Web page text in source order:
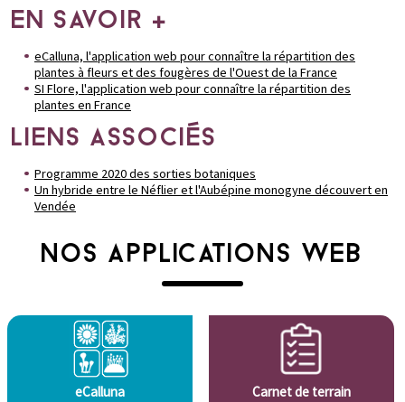
EN SAVOIR +
eCalluna, l'application web pour connaître la répartition des
plantes à fleurs et des fougères de l'Ouest de la France
SI Flore, l'application web pour connaître la répartition des
plantes en France
LIENS ASSOCIÉS
Programme 2020 des sorties botaniques
Un hybride entre le Néflier et l'Aubépine monogyne découvert en
Vendée
NOS APPLICATIONS WEB
eCalluna Carnet de terrain